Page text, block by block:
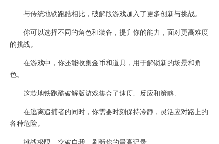
与传统地铁跑酷相比，破解版游戏加入了更多创新与挑战。
你可以选择不同的角色和装备，提升你的能力，面对更高难度
的挑战。
在游戏中，你还能收集金币和道具，用于解锁新的场景和角
色。
这款地铁跑酷破解版游戏集合了速度、反应和策略。
在逃离追捕者的同时，你需要时刻保持冷静，灵活应对路上的
各种危险。
挑战极限，突破自我，刷新你的最高记录。